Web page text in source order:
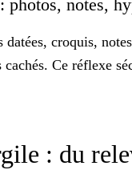
notes,
croquis,
Ce réflexe
: du